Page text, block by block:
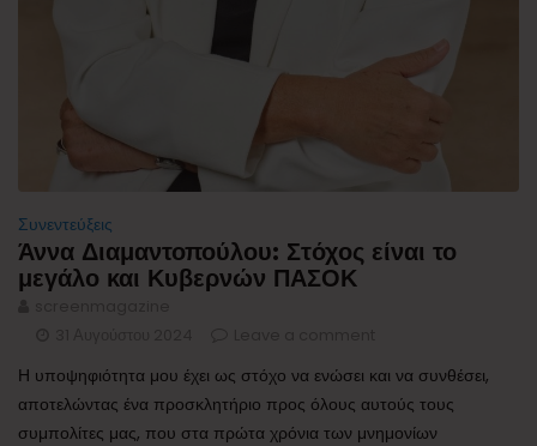
Συνεντεύξεις
Άννα Διαμαντοπούλου: Στόχος είναι το
μεγάλο και Κυβερνών ΠΑΣΟΚ
Η υποψηφιότητα μου έχει ως στόχο να ενώσει και να συνθέσει,
αποτελώντας ένα προσκλητήριο προς όλους αυτούς τους
συμπολίτες μας, που στα πρώτα χρόνια των μνημονίων